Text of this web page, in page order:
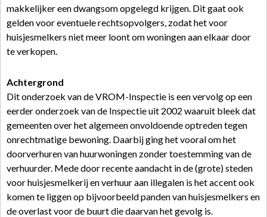
makkelijker een dwangsom opgelegd krijgen. Dit gaat ook
gelden voor eventuele rechtsopvolgers, zodat het voor
huisjesmelkers niet meer loont om woningen aan elkaar door
te verkopen.
Achtergrond
Dit onderzoek van de VROM-Inspectie is een vervolg op een
eerder onderzoek van de Inspectie uit 2002 waaruit bleek dat
gemeenten over het algemeen onvoldoende optreden tegen
onrechtmatige bewoning. Daarbij ging het vooral om het
doorverhuren van huurwoningen zonder toestemming van de
verhuurder. Mede door recente aandacht in de (grote) steden
voor huisjesmelkerij en verhuur aan illegalen is het accent ook
komen te liggen op bijvoorbeeld panden van huisjesmelkers en
de overlast voor de buurt die daarvan het gevolg is.